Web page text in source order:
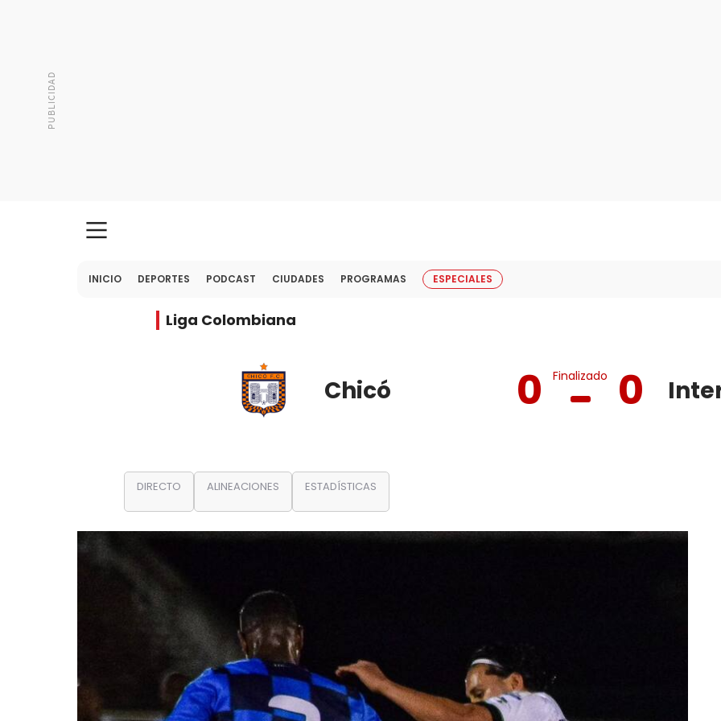
INICIO DEPORTES PODCAST CIUDADES PROGRAMAS ESPECIALES
Liga Colombiana
Chicó 0 0
Finalizado
DIRECTO ALINEACIONES ESTADÍSTICAS